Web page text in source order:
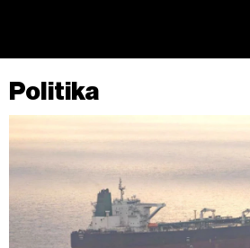
kojem trenutku povući bez
Politika